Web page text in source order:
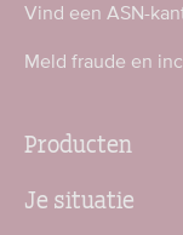
Vind een ASN-
Meld fraude en
Producten
Je situatie